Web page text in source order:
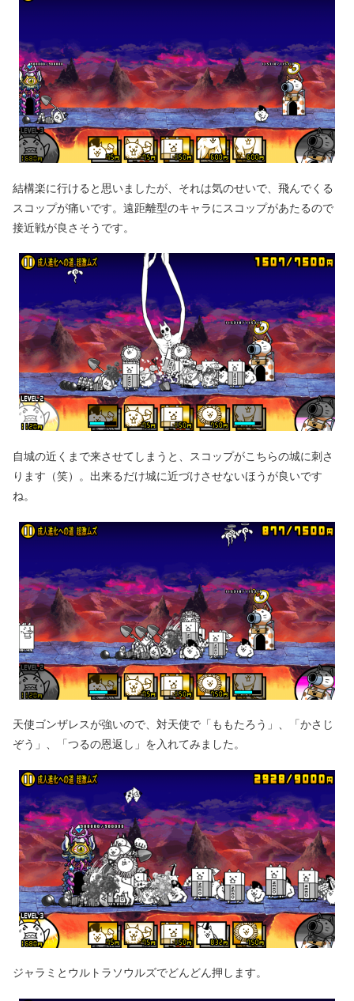
結構楽に行けると思いましたが、それは気のせいで、飛んでくる
スコップが痛いです。遠距離型のキャラにスコップがあたるので
接近戦が良さそうです。
自城の近くまで来させてしまうと、スコップがこちらの城に刺さ
ります（笑）。出来るだけ城に近づけさせないほうが良いです
ね。
天使ゴンザレスが強いので、対天使で「ももたろう」、「かさじ
ぞう」、「つるの恩返し」を入れてみました。
ジャラミとウルトラソウルズでどんどん押します。